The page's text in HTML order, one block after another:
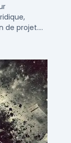
de projet.
en